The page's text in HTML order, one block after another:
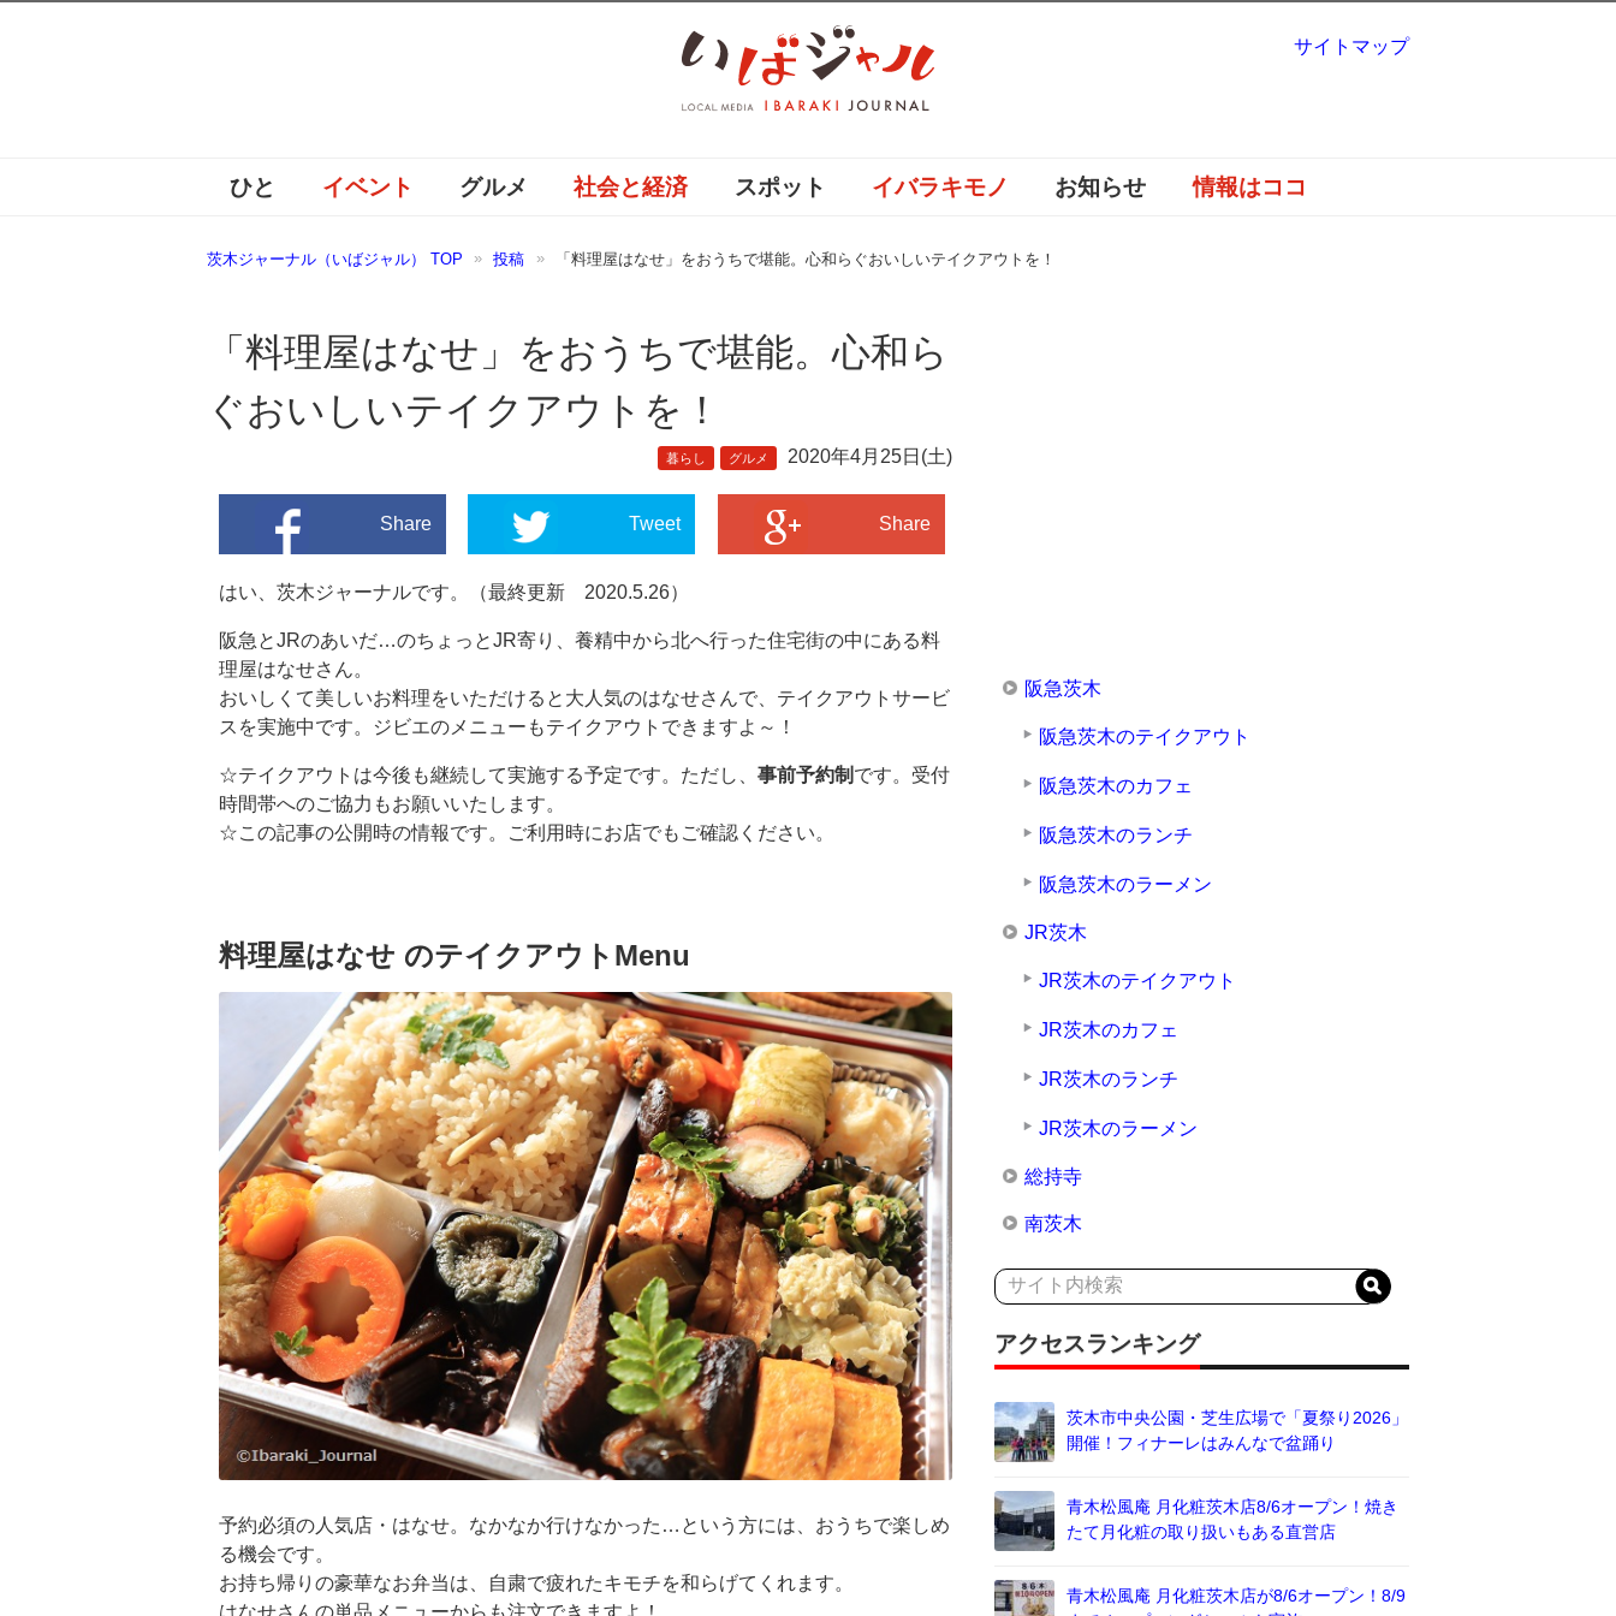
ひと イベント グルメ 社会と経済 スポット イバラキモノ お知らせ 情報はココ
茨木ジャーナル（いばジャル） TOP 投稿 「料理屋はなせ」をおうちで堪能。心和らぐおいしいテイクアウトを！
「料理屋はなせ」をおうちで堪能。心和ら
ぐおいしいテイクアウトを！
暮らし グルメ 2020年4月25日(土)
Share Tweet Share
はい、茨木ジャーナルです。（最終更新 2020.5.26）
阪急とJRのあいだ…のちょっとJR寄り、養精中から北へ行った住宅街の中にある料
理屋はなせさん。
おいしくて美しいお料理をいただけると大人気のはなせさんで、テイクアウトサービ
スを実施中です。ジビエのメニューもテイクアウトできますよ～！
☆テイクアウトは今後も継続して実施する予定です。ただし、 事前予約制 です。受付
時間帯へのご協力もお願いいたします。
☆この記事の公開時の情報です。ご利用時にお店でもご確認ください。
料理屋はなせ のテイクアウトMenu
予約必須の人気店・はなせ。なかなか行けなかった…という方には、おうちで楽しめ
る機会です。
お持ち帰りの豪華なお弁当は、自粛で疲れたキモチを和らげてくれます。
はなせさんの単品メニューからも注文できますよ！
阪急茨木
阪急茨木のテイクアウト
阪急茨木のカフェ
阪急茨木のランチ
阪急茨木のラーメン
JR茨木
JR茨木のテイクアウト
JR茨木のカフェ
JR茨木のランチ
JR茨木のラーメン
総持寺
南茨木
アクセスランキング
茨木市中央公園・芝生広場で「夏祭り2026」
開催！フィナーレはみんなで盆踊り
青木松風庵 月化粧茨木店8/6オープン！焼き
たて月化粧の取り扱いもある直営店
青木松風庵 月化粧茨木店が8/6オープン！8/9
サイトマップ